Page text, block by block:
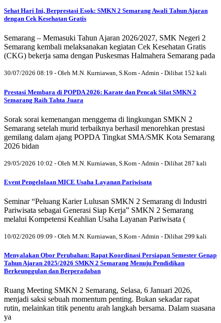
Sehat Hari Ini, Berprestasi Esok: SMKN 2 Semarang Awali Tahun Ajaran
dengan Cek Kesehatan Gratis
Semarang – Memasuki Tahun Ajaran 2026/2027, SMK Negeri 2
Semarang kembali melaksanakan kegiatan Cek Kesehatan Gratis
(CKG) bekerja sama dengan Puskesmas Halmahera Semarang pada
30/07/2026 08:19 - Oleh M.N. Kurniawan, S.Kom - Admin - Dilihat 152 kali
Prestasi Membara di POPDA 2026: Karate dan Pencak Silat SMKN 2
Semarang Raih Tahta Juara
Sorak sorai kemenangan menggema di lingkungan SMKN 2
Semarang setelah murid terbaiknya berhasil menorehkan prestasi
gemilang dalam ajang POPDA Tingkat SMA/SMK Kota Semarang
2026 bidan
29/05/2026 10:02 - Oleh M.N. Kurniawan, S.Kom - Admin - Dilihat 287 kali
Event Pengelolaan MICE Usaha Layanan Pariwisata
Seminar “Peluang Karier Lulusan SMKN 2 Semarang di Industri
Pariwisata sebagai Generasi Siap Kerja” SMKN 2 Semarang
melalui Kompetensi Keahlian Usaha Layanan Pariwisata (
10/02/2026 09:09 - Oleh M.N. Kurniawan, S.Kom - Admin - Dilihat 299 kali
Menyalakan Obor Perubahan: Rapat Koordinasi Persiapan Semester Genap
Tahun Ajaran 2025/2026 SMKN 2 Semarang Menuju Pendidikan
Berkeunggulan dan Berperadaban
Ruang Meeting SMKN 2 Semarang, Selasa, 6 Januari 2026,
menjadi saksi sebuah momentum penting. Bukan sekadar rapat
rutin, melainkan titik penentu arah langkah bersama. Dalam suasana
ya